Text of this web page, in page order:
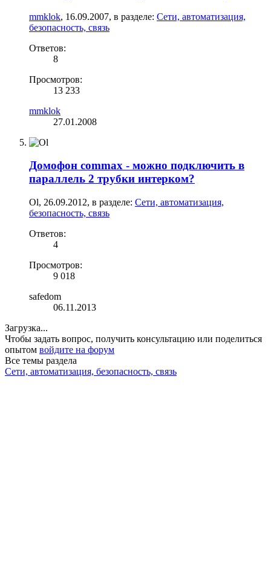
mmklok, 16.09.2007, в разделе: Сети, автоматизация,
безопасность, связь
Ответов:
8
Просмотров:
13 233
mmklok
27.01.2008
Домофон commax - можно подключить в
параллель 2 трубки интерком?
Ol, 26.09.2012, в разделе: Сети, автоматизация,
безопасность, связь
Ответов:
4
Просмотров:
9 018
safedom
06.11.2013
Загрузка...
Чтобы задать вопрос, получить консультацию или поделиться
опытом войдите на форум
Все темы раздела
Сети, автоматизация, безопасность, связь